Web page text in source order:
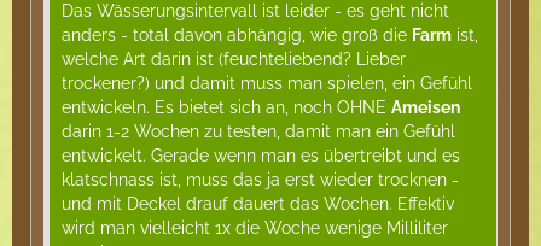
Das Wässerungsintervall ist leider - es geht nicht
anders - total davon abhängig, wie groß die Farm ist,
welche Art darin ist (feuchteliebend? Lieber
trockener?) und damit muss man spielen, ein Gefühl
entwickeln. Es bietet sich an, noch OHNE Ameisen
darin 1-2 Wochen zu testen, damit man ein Gefühl
entwickelt. Gerade wenn man es übertreibt und es
klatschnass ist, muss das ja erst wieder trocknen -
und mit Deckel drauf dauert das Wochen. Effektiv
wird man vielleicht 1x die Woche wenige Milliliter